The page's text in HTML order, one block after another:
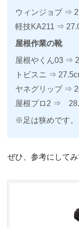
ウィンジョブ ⇒
軽技KA211 ⇒
屋根作業の靴
屋根やくん03 ⇒
トビスニ ⇒
ヤネグリップ ⇒
屋根プロ2 ⇒
※足は狭めです。
ぜひ、参考にしてみ